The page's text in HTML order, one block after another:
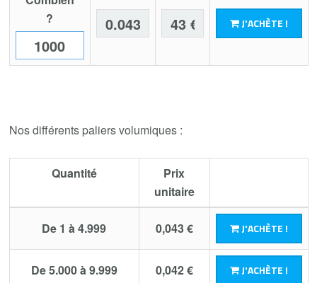
?
J'ACHÈTE !
Nos différents paliers volumiques :
Quantité
Prix
unitaire
De 1 à 4.999 0,043 € J'ACHÈTE !
De 5.000 à 9.999 0,042 € J'ACHÈTE !